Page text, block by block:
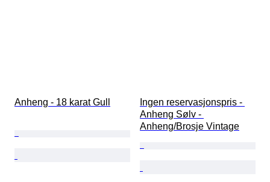
Anheng - 18 karat Gull
Ingen reservasjonspris -
Anheng Sølv -
Anheng/Brosje Vintage